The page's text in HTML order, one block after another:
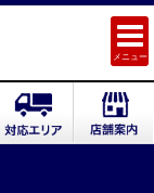
メニュー